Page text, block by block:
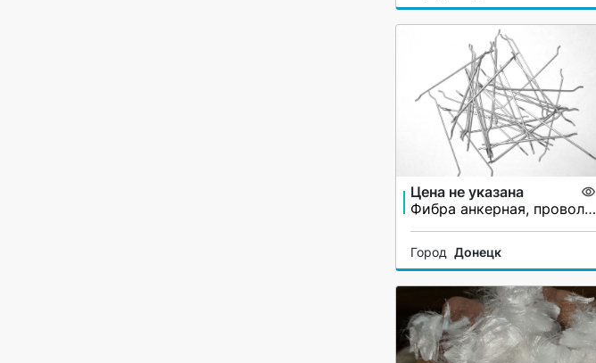
Цена не указана
Фибра анкерная, проволочная 0,75/50 и 0,75/60
Город Донецк